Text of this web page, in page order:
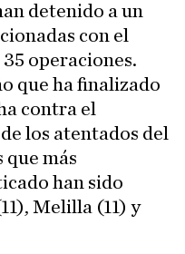
detenido a un
con el
operaciones.
que ha finalizado
contra el
los atentados del
que más
han sido
Melilla (11) y